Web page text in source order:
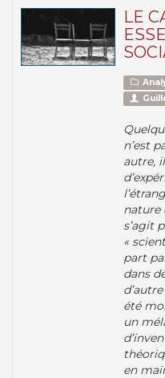
LE
n’est
autre,
nature
s’agit
«
part
dans
été
un
en